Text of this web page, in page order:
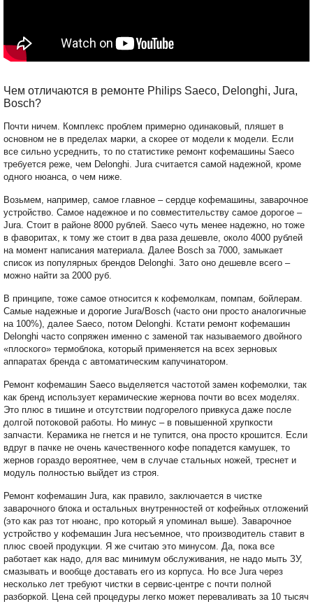
Чем отличаются в ремонте Philips Saeco, Delonghi, Jura,
Bosch?
Почти ничем. Комплекс проблем примерно одинаковый, пляшет в
основном не в пределах марки, а скорее от модели к модели. Если
все сильно усреднить, то по статистике ремонт кофемашины Saeco
требуется реже, чем Delonghi. Jura считается самой надежной, кроме
одного нюанса, о чем ниже.
Возьмем, например, самое главное – сердце кофемашины, заварочное
устройство. Самое надежное и по совместительству самое дорогое –
Jura. Стоит в районе 8000 рублей. Saeco чуть менее надежно, но тоже
в фаворитах, к тому же стоит в два раза дешевле, около 4000 рублей
на момент написания материала. Далее Bosch за 7000, замыкает
список из популярных брендов Delonghi. Зато оно дешевле всего –
можно найти за 2000 руб.
В принципе, тоже самое относится к кофемолкам, помпам, бойлерам.
Самые надежные и дорогие Jura/Bosch (часто они просто аналогичные
на 100%), далее Saeco, потом Delonghi. Кстати ремонт кофемашин
Delonghi часто сопряжен именно с заменой так называемого двойного
«плоского» термоблока, который применяется на всех зерновых
аппаратах бренда с автоматическим капучинатором.
Ремонт кофемашин Saeco выделяется частотой замен кофемолки, так
как бренд использует керамические жернова почти во всех моделях.
Это плюс в тишине и отсутствии подгорелого привкуса даже после
долгой потоковой работы. Но минус – в повышенной хрупкости
запчасти. Керамика не гнется и не тупится, она просто крошится. Если
вдруг в пачке не очень качественного кофе попадется камушек, то
жернов гораздо вероятнее, чем в случае стальных ножей, треснет и
модуль полностью выйдет из строя.
Ремонт кофемашин Jura, как правило, заключается в чистке
заварочного блока и остальных внутренностей от кофейных отложений
(это как раз тот нюанс, про который я упоминал выше). Заварочное
устройство у кофемашин Jura несъемное, что производитель ставит в
плюс своей продукции. Я же считаю это минусом. Да, пока все
работает как надо, для вас минимум обслуживания, не надо мыть ЗУ,
смазывать и вообще доставать его из корпуса. Но все Jura через
несколько лет требуют чистки в сервис-центре с почти полной
разборкой. Цена сей процедуры легко может переваливать за 10 тысяч